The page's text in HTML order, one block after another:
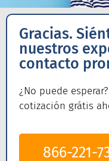
Gracias.
nuestros
contacto
¿No puede
cotización grátis
866-221-